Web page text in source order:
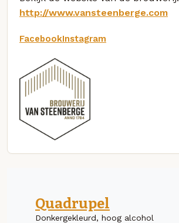
http://www.vansteenberge.com
FacebookInstagram
Quadrupel
Donkergekleurd, hoog alcohol